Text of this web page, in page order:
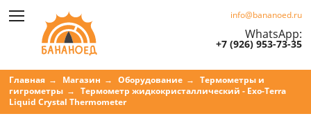
info@bananoed.ru
WhatsApp:
+7 (926) 953-73-35
Главная Магазин Оборудование
Термометры и
гигрометры
Термометр жидкокристаллический - Exo-Terra
Liquid Crystal Thermometer